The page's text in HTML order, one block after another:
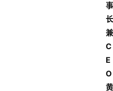
事
长
兼
C
E
O
黄